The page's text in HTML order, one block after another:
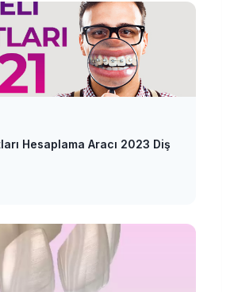
Hesaplama Aracı 2023 Diş